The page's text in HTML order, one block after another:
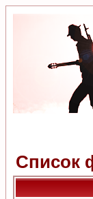
Список